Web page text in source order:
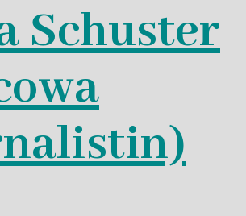
Schuster